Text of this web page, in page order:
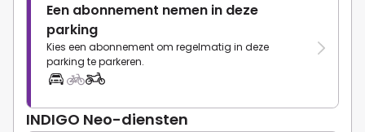
Een abonnement nemen in deze
parking
Kies een abonnement om regelmatig in deze
parking te parkeren.
INDIGO Neo-diensten